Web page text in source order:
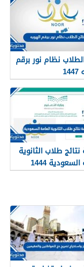
نظام نور برقم
طلاب الثانوية
العامة السعودية 1444
نور